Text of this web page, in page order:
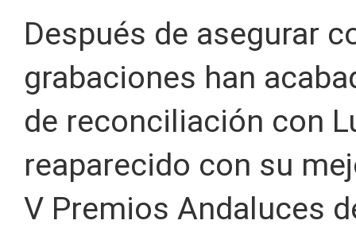
Después de asegurar
grabaciones han
de reconciliación con
reaparecido con su
V Premios Andaluces